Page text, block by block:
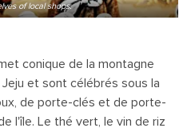
of local shops.
conique de la montagne
et sont célébrés sous la
de porte-clés et de porte-
l'île. Le thé vert, le vin de riz